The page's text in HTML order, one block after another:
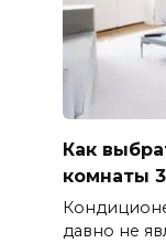
Как
комнаты
давно не